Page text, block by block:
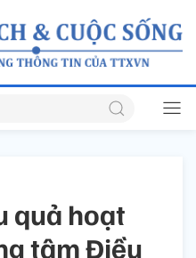
quả hoạt
tâm Điều